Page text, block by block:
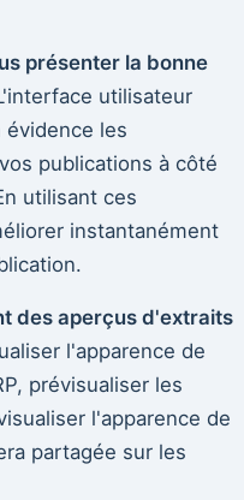
présenter la bonne
utilisateur
évidence les
publications à côté
utilisant ces
instantanément
des aperçus d'extraits
l'apparence de
prévisualiser les
l'apparence de
partagée sur les